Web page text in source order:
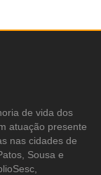
de vida dos
atuação presente
nas cidades de
Sousa e